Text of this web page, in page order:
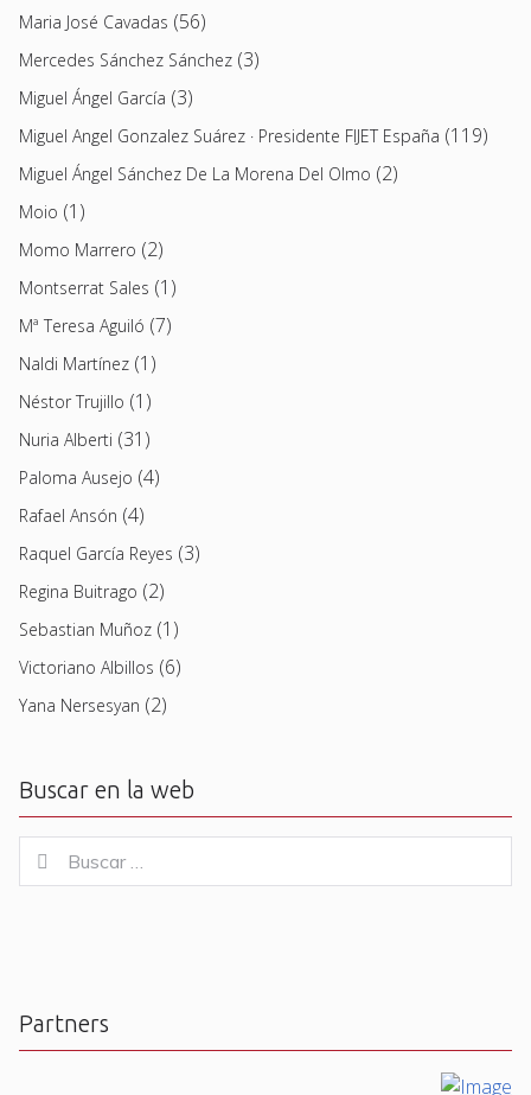
Maria José Cavadas (56)
Mercedes Sánchez Sánchez (3)
Miguel Ángel García (3)
Miguel Angel Gonzalez Suárez · Presidente FIJET España (119)
Miguel Ángel Sánchez De La Morena Del Olmo (2)
Moio (1)
Momo Marrero (2)
Montserrat Sales (1)
Mª Teresa Aguiló (7)
Naldi Martínez (1)
Néstor Trujillo (1)
Nuria Alberti (31)
Paloma Ausejo (4)
Rafael Ansón (4)
Raquel García Reyes (3)
Regina Buitrago (2)
Sebastian Muñoz (1)
Victoriano Albillos (6)
Yana Nersesyan (2)
Buscar en la web
for:
Buscar
Partners